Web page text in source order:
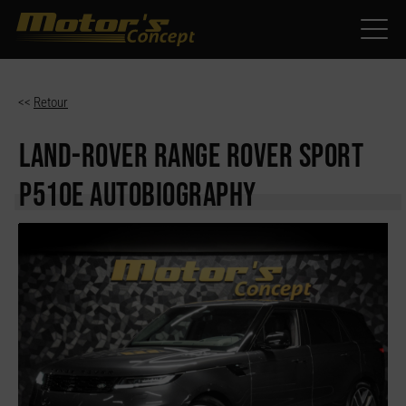
<< Retour
LAND-ROVER RANGE ROVER SPORT
P510E AUTOBIOGRAPHY